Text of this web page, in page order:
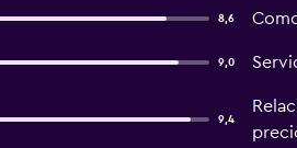
8,6
9,0
9,4